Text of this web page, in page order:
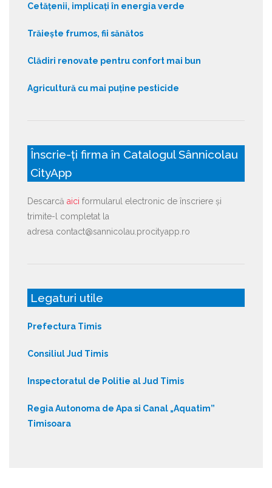
Cetățenii, implicați în energia verde
Trăiește frumos, fii sănătos
Clădiri renovate pentru confort mai bun
Agricultură cu mai puține pesticide
Înscrie-ți firma în Catalogul Sânnicolau
CityApp
Descarcă aici formularul electronic de înscriere și
trimite-l completat la
adresa contact@sannicolau.procityapp.ro
Legaturi utile
Prefectura Timis
Consiliul Jud Timis
Inspectoratul de Politie al Jud Timis
Regia Autonoma de Apa si Canal „Aquatim”
Timisoara